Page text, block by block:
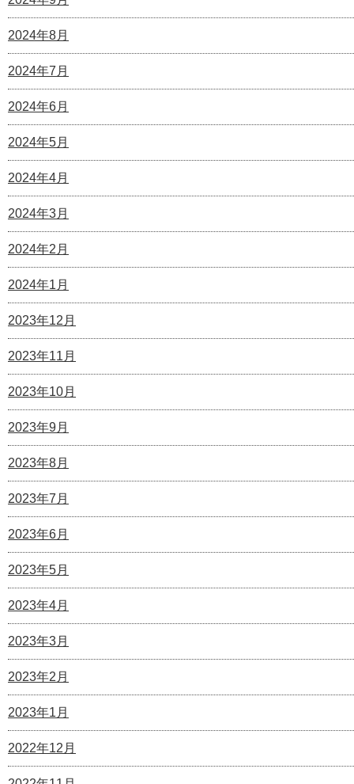
2024年8月
2024年7月
2024年6月
2024年5月
2024年4月
2024年3月
2024年2月
2024年1月
2023年12月
2023年11月
2023年10月
2023年9月
2023年8月
2023年7月
2023年6月
2023年5月
2023年4月
2023年3月
2023年2月
2023年1月
2022年12月